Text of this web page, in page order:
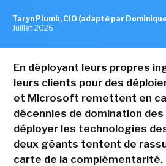
Taryn Plumb, CIO (adapté par
Juillet 2026
En déployant leurs propres
leurs clients pour des
et Microsoft remettent en
décennies de domination
déployer les technologies
deux géants tentent de
carte de la complémentarité.